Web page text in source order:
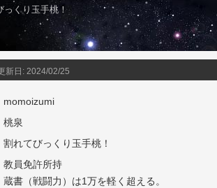
っくり玉手桃！
新日: 2024/02/25
momoizumi
桃泉
割れてびっくり玉手桃！
教員免許所持
蔵書（戦闘力）は1万を軽く超える。